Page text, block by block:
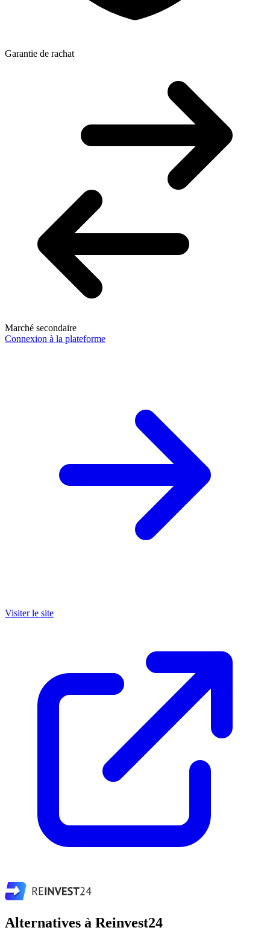
Garantie de rachat
Marché secondaire
Connexion à la plateforme
Visiter le site
Alternatives à Reinvest24